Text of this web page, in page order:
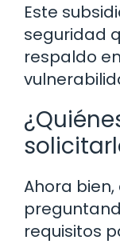
Este
seguridad
respaldo
Ahora
requisitos